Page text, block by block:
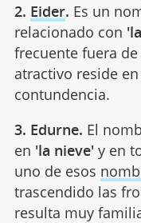
2. Eider. Es un
relacionado con
frecuente fuera
atractivo reside
contundencia.
3. Edurne. El
en 'la nieve'y en
uno de esos
trascendido las
resulta muy